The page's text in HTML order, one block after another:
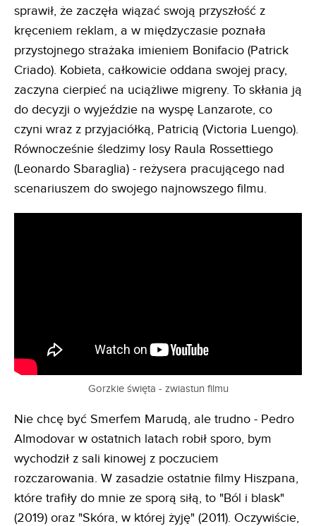
sprawił, że zaczęła wiązać swoją przyszłość z
kręceniem reklam, a w międzyczasie poznała
przystojnego strażaka imieniem Bonifacio (Patrick
Criado). Kobieta, całkowicie oddana swojej pracy,
zaczyna cierpieć na uciążliwe migreny. To skłania ją
do decyzji o wyjeździe na wyspę Lanzarote, co
czyni wraz z przyjaciółką, Patricią (Victoria Luengo).
Równocześnie śledzimy losy Raula Rossettiego
(Leonardo Sbaraglia) - reżysera pracującego nad
scenariuszem do swojego najnowszego filmu.
Gorzkie święta - zwiastun filmu
Nie chcę być Smerfem Marudą, ale trudno - Pedro
Almodovar w ostatnich latach robił sporo, bym
wychodził z sali kinowej z poczuciem
rozczarowania. W zasadzie ostatnie filmy Hiszpana,
które trafiły do mnie ze sporą siłą, to "Ból i blask"
(2019) oraz "Skóra, w której żyję" (2011). Oczywiście,